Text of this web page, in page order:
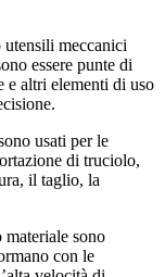
utensili meccanici
essere punte di
e altri elementi di uso
usati per le
di truciolo,
il taglio, la
sono
con le